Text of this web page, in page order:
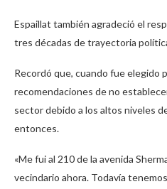
Espaillat también agradeció el
tres décadas de trayectoria
Recordó que, cuando fue elegido
recomendaciones de no
sector debido a los altos niveles
entonces.
«Me fui al 210 de la avenida
vecindario ahora. Todavía